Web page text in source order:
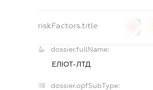
riskFactors.title
dossier.fullName:
ЕЛІОТ-ЛТД
dossier.opfSubType: